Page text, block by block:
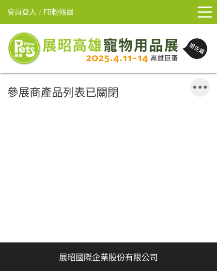
會員登入 FB粉絲團
參展商產品列表已關閉
展昭國際企業股份有限公司